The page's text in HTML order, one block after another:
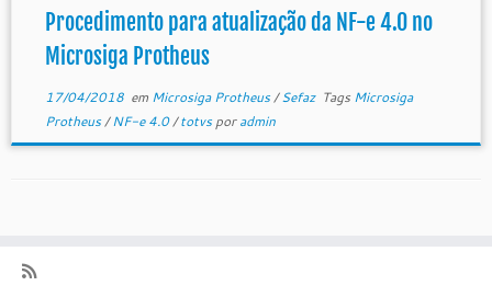
Procedimento para atualização da NF-e 4.0 no
Microsiga Protheus
17/04/2018em Microsiga Protheus/Sefaz Tags Microsiga
Protheus/NF-e 4.0/totvsporadmin